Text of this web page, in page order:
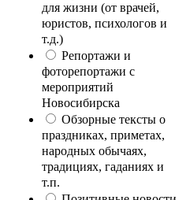
для жизни (от врачей,
юристов, психологов и
т.д.)
Репортажи и
фоторепортажи с
мероприятий
Новосибирска
Обзорные тексты о
праздниках, приметах,
народных обычаях,
традициях, гаданиях и
т.п.